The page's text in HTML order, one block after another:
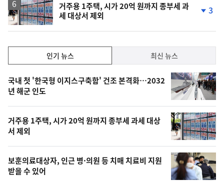
거주용 1주택, 시가 20억 원까지 종부세 과
세 대상서 제외
하
락
3
기,
최
신,
오
늘
의
영
상
인기 뉴스 최신 뉴스
인
기
뉴
스
국내 첫 '한국형 이지스구축함' 건조 본격화…2032
년 해군 인도
거주용 1주택, 시가 20억 원까지 종부세 과세 대상
서 제외
보훈의료대상자, 인근 병·의원 등 치매 치료비 지원
받을 수 있어